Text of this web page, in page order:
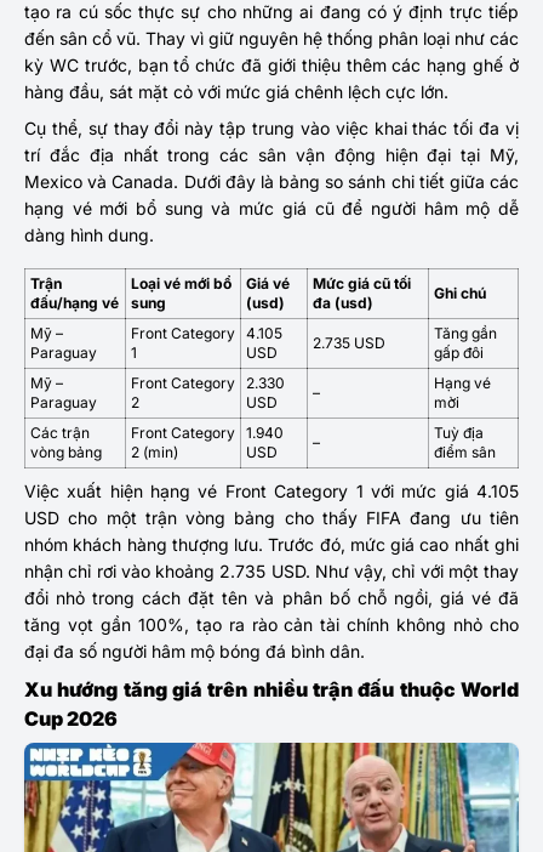
tạo ra cú sốc thực sự cho những ai đang có ý định trực tiếp
đến sân cổ vũ. Thay vì giữ nguyên hệ thống phân loại như các
kỳ WC trước, bạn tổ chức đã giới thiệu thêm các hạng ghế ở
hàng đầu, sát mặt cỏ với mức giá chênh lệch cực lớn.
Cụ thể, sự thay đổi này tập trung vào việc khai thác tối đa vị
trí đắc địa nhất trong các sân vận động hiện đại tại Mỹ,
Mexico và Canada. Dưới đây là bảng so sánh chi tiết giữa các
hạng vé mới bổ sung và mức giá cũ để người hâm mộ dễ
dàng hình dung.
Trận
đấu/hạng vé
Loại vé mới bổ
sung
Giá vé
(usd)
Mức giá cũ tối
đa (usd)
Ghi chú
Mỹ –
Paraguay
Front Category
1
4.105
USD
2.735 USD
Tăng gần
gấp đôi
Mỹ –
Paraguay
Front Category
2
2.330
USD
–
Hạng vé
mời
Các trận
vòng bảng
Front Category
2 (min)
1.940
USD
–
Tuỳ địa
điểm sân
Việc xuất hiện hạng vé Front Category 1 với mức giá 4.105
USD cho một trận vòng bảng cho thấy FIFA đang ưu tiên
nhóm khách hàng thượng lưu. Trước đó, mức giá cao nhất ghi
nhận chỉ rơi vào khoảng 2.735 USD. Như vậy, chỉ với một thay
đổi nhỏ trong cách đặt tên và phân bố chỗ ngồi, giá vé đã
tăng vọt gần 100%, tạo ra rào cản tài chính không nhỏ cho
đại đa số người hâm mộ bóng đá bình dân.
Xu hướng tăng giá trên nhiều trận đấu thuộc World
Cup 2026